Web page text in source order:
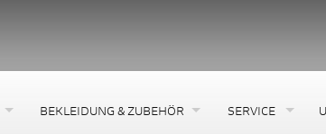
BEKLEIDUNG & ZUBEHÖR SERVICE